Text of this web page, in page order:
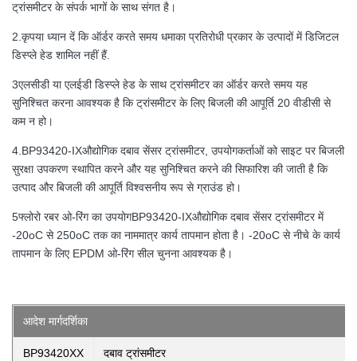
ट्रांसमीटर के संपर्क भागों के साथ संगत है।
2.कृपया ध्यान दें कि ऑर्डर करते समय धमाका प्रतिरोधी प्रकार के उत्पादों में डिजिटल
डिस्प्ले हेड शामिल नहीं हैं.
3एलसीडी या एलईडी डिस्प्ले हेड के साथ ट्रांसमीटर का ऑर्डर करते समय यह
सुनिश्चित करना आवश्यक है कि ट्रांसमीटर के लिए बिजली की आपूर्ति 20 वीडीसी से
कम न हो।
4. BP93420-IXऔद्योगिक दबाव सेंसर ट्रांसमीटर, उपयोगकर्ताओं को साइट पर बिजली
सुरक्षा उपकरण स्थापित करने और यह सुनिश्चित करने की सिफारिश की जाती है कि
उत्पाद और बिजली की आपूर्ति विश्वसनीय रूप से ग्राउंड हो।
5फ्लोरो रबर ओ-रिंग का उपयोगBP93420-IXऔद्योगिक दबाव सेंसर ट्रांसमीटर में
-20oC से 250oC तक का नाममात्र कार्य तापमान होता है। -20oC से नीचे के कार्य
तापमान के लिए EPDM ओ-रिंग सील चुनना आवश्यक है।
आदेश मार्गदर्शिका
BP93420XX दबाव ट्रांसमीटर